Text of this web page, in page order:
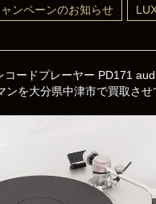
ンペーンのお知らせ
コードプレーヤー PD171
ンを大分県中津市で買取させ